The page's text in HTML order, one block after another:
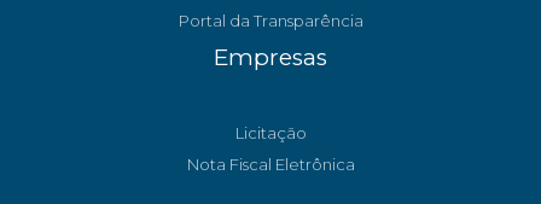
Portal da Transparência
Empresas
Licitação
Nota Fiscal Eletrônica